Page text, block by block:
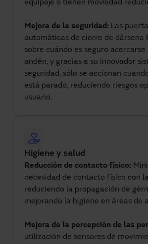
equipaje o tienen movilidad
Mejora de la seguridad: Las
automáticas de cierre de dársena
sobre cuándo es seguro
andén, y gracias a su innovador
seguridad, sólo se accionan
está parado, reduciendo riesgos
usuario.
Higiene y salud
Reducción de contacto físico:
necesidad de contacto físico con
reduciendo la propagación de
mejorando la higiene en áreas de
Mejora de la percepción de las
utilización de sensores de